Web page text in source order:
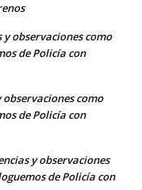
observaciones como
de Policía con
como
de Policía con
y observaciones
de Policía con